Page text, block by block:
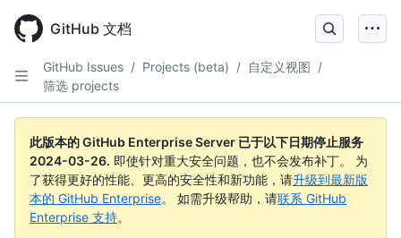
main
GitHub 文档
GitHub Issues / Projects (beta) / 自定义视图 /
筛选 projects
此版本的 GitHub Enterprise Server 已于以下日期停止服务
2024-03-26. 即使针对重大安全问题，也不会发布补丁。 为
了获得更好的性能、更高的安全性和新功能，请升级到最新版
本的 GitHub Enterprise。 如需升级帮助，请联系 GitHub
Enterprise 支持。